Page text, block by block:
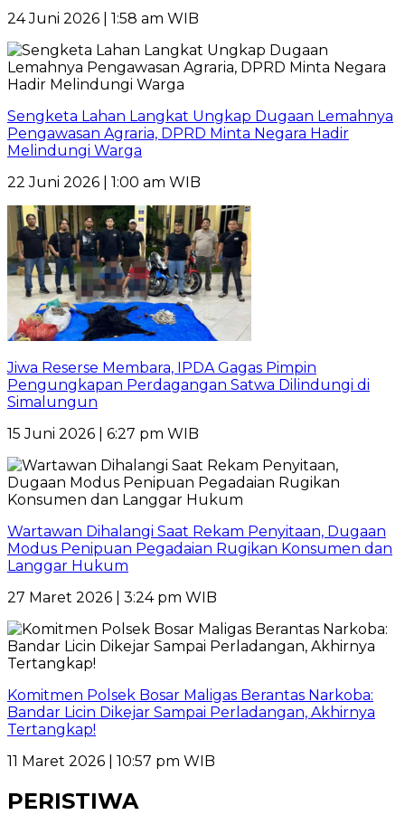
24 Juni 2026 | 1:58 am WIB
Sengketa Lahan Langkat Ungkap Dugaan Lemahnya
Pengawasan Agraria, DPRD Minta Negara Hadir
Melindungi Warga
22 Juni 2026 | 1:00 am WIB
Jiwa Reserse Membara, IPDA Gagas Pimpin
Pengungkapan Perdagangan Satwa Dilindungi di
Simalungun
15 Juni 2026 | 6:27 pm WIB
Wartawan Dihalangi Saat Rekam Penyitaan, Dugaan
Modus Penipuan Pegadaian Rugikan Konsumen dan
Langgar Hukum
27 Maret 2026 | 3:24 pm WIB
Komitmen Polsek Bosar Maligas Berantas Narkoba:
Bandar Licin Dikejar Sampai Perladangan, Akhirnya
Tertangkap!
11 Maret 2026 | 10:57 pm WIB
PERISTIWA